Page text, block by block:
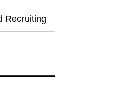
Recruiting